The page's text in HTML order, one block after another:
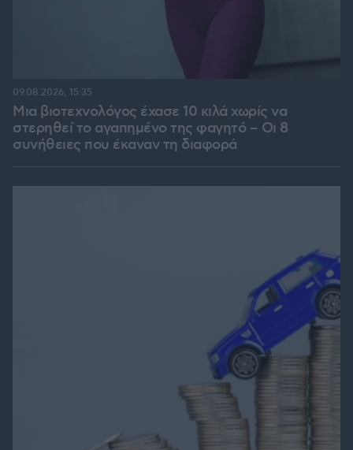
Μια βιοτεχνολόγος έχασε 10 κιλά χωρίς να
στερηθεί το αγαπημένο της φαγητό – Οι 8
συνήθειες που έκαναν τη διαφορά
09.08.2026, 15:35